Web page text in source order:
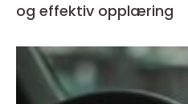
og effektiv opplæring